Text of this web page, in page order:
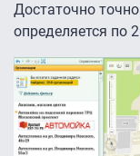
Достаточно
определяется по